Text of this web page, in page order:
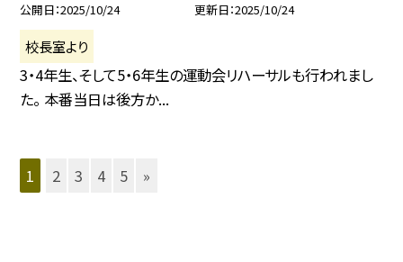
公開日 2025/10/24 更新日 2025/10/24
校長室より
3・4年生、そして5・6年生の運動会リハーサルも行われまし
た。 本番当日は後方か...
1 2 3 4 5 »